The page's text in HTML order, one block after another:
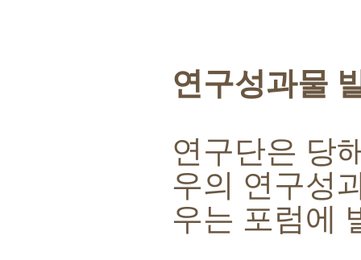
연구성과물
연구단은 당
우의 연구성
우는 포럼에